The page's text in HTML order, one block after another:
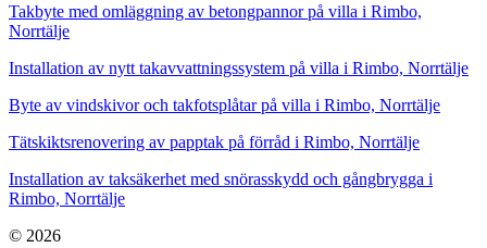
Takbyte med omläggning av betongpannor på villa i Rimbo,
Norrtälje
Installation av nytt takavvattningssystem på villa i Rimbo, Norrtälje
Byte av vindskivor och takfotsplåtar på villa i Rimbo, Norrtälje
Tätskiktsrenovering av papptak på förråd i Rimbo, Norrtälje
Installation av taksäkerhet med snörasskydd och gångbrygga i
Rimbo, Norrtälje
© 2026